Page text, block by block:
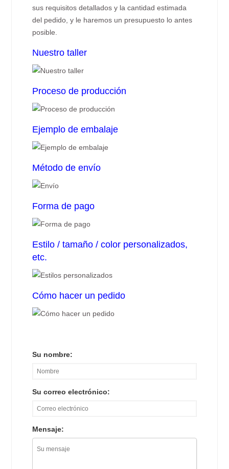
sus requisitos detallados y la cantidad estimada
del pedido, y le haremos un presupuesto lo antes
posible.
Nuestro taller
Proceso de producción
Ejemplo de embalaje
Método de envío
Forma de pago
Estilo / tamaño / color personalizados,
etc.
Cómo hacer un pedido
Su nombre:
Su correo electrónico:
Mensaje: